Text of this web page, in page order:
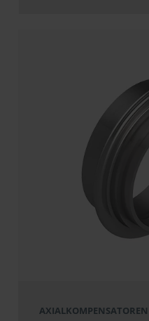
AXIALKOMPENSATOREN